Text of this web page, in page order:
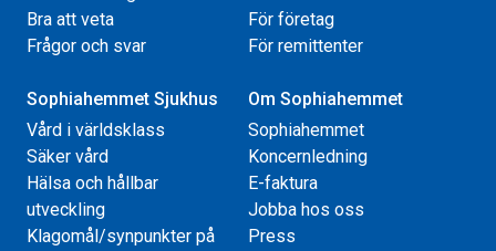
Bra att veta
Frågor och svar
För företag
För remittenter
Sophiahemmet Sjukhus
Vård i världsklass
Säker vård
Hälsa och hållbar
utveckling
Klagomål/synpunkter på
Om Sophiahemmet
Sophiahemmet
Koncernledning
E-faktura
Jobba hos oss
Press